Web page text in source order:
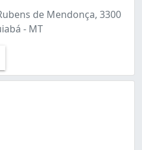
de Mendonça, 3300
- MT